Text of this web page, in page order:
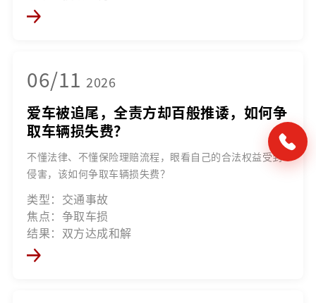
06/11 2026
爱车被追尾，全责方却百般推诿，如何争
取车辆损失费？
不懂法律、不懂保险理赔流程，眼看自己的合法权益受到
侵害，该如何争取车辆损失费？
类型：交通事故
焦点：争取车损
结果：双方达成和解